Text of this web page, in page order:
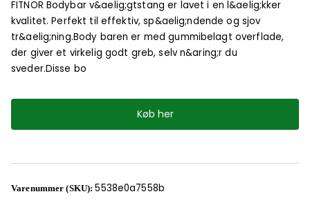
FITNOR Bodybar v&aelig;gtstang er lavet i en l&aelig;kker
kvalitet. Perfekt til effektiv, sp&aelig;ndende og sjov
tr&aelig;ning.Body baren er med gummibelagt overflade,
der giver et virkelig godt greb, selv n&aring;r du
sveder.Disse bo
Køb her
Varenummer (SKU):5538e0a7558b